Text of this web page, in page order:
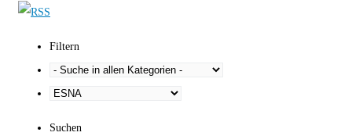
Filtern
Suchen